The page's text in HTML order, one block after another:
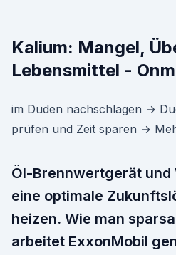
Kalium: Mangel,
Lebensmittel -
im Duden nachschlagen →
prüfen und Zeit sparen →
Öl-Brennwertgerät und
eine optimale
heizen. Wie man
arbeitet ExxonMobil